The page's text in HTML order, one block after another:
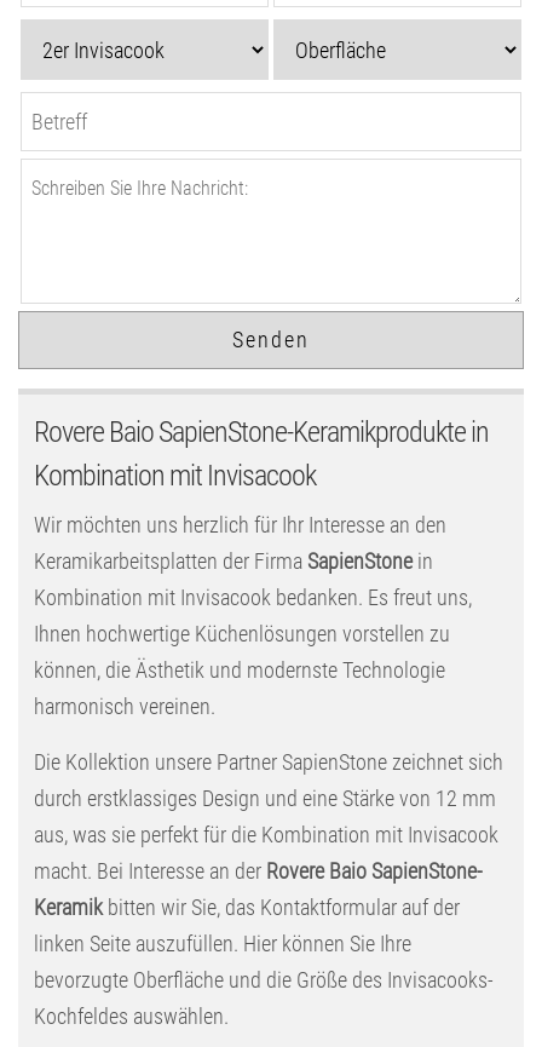
Rovere Baio SapienStone-Keramikprodukte in
Kombination mit Invisacook
Wir möchten uns herzlich für Ihr Interesse an den
Keramikarbeitsplatten der Firma SapienStonein
Kombination mit Invisacook bedanken. Es freut uns,
Ihnen hochwertige Küchenlösungen vorstellen zu
können, die Ästhetik und modernste Technologie
harmonisch vereinen.
Die Kollektion unsere Partner SapienStone zeichnet sich
durch erstklassiges Design und eine Stärke von 12 mm
aus, was sie perfekt für die Kombination mit Invisacook
macht. Bei Interesse an der Rovere Baio SapienStone-
Keramikbitten wir Sie, das Kontaktformular auf der
linken Seite auszufüllen. Hier können Sie Ihre
bevorzugte Oberfläche und die Größe des Invisacooks-
Kochfeldes auswählen.